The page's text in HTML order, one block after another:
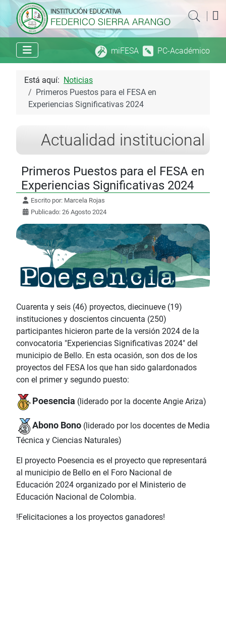
miFESA PC-Académico
|
Está aquí: Noticias
Primeros Puestos para el FESA en
Experiencias Significativas 2024
Actualidad institucional
Primeros Puestos para el FESA en
Experiencias Significativas 2024
Escrito por: Marcela Rojas
Publicado: 26 Agosto 2024
Cuarenta y seis (46) proyectos, diecinueve (19)
instituciones y doscientos cincuenta (250)
participantes hicieron parte de la versión 2024 de la
convocatoria "Experiencias Significativas 2024" del
municipio de Bello. En esta ocasión, son dos de los
proyectos del FESA los que han sido galardonados
con el primer y segundo puesto:
Poesencia (liderado por la docente Angie Ariza)
Abono Bono (liderado por los docentes de Media
Técnica y Ciencias Naturales)
El proyecto Poesencia es el proyecto que representará
al municipio de Bello en el Foro Nacional de
Educación 2024 organizado por el Ministerio de
Educación Nacional de Colombia.
!Felicitaciones a los proyectos ganadores!